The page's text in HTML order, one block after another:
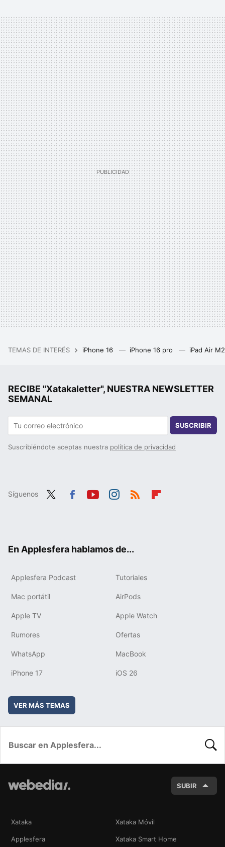
TEMAS DE INTERÉS iPhone 16 iPhone 16 pro iPad Air
RECIBE "Xatakaletter", NUESTRA NEWSLETTER
SEMANAL
SUSCRIBIR
Suscribiéndote aceptas nuestra política de privacidad
Síguenos
En Applesfera hablamos de...
Applesfera Podcast Tutoriales
Mac portátil AirPods
Apple TV Apple Watch
Rumores Ofertas
WhatsApp MacBook
iPhone 17 iOS 26
VER MÁS TEMAS
SUBIR
Xataka Xataka Móvil
Applesfera Xataka Smart Home